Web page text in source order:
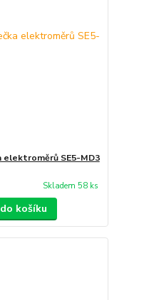
elektroměrů SE5-MD3
Skladem 58 ks
košíku